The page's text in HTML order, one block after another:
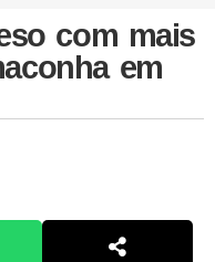
com mais
em